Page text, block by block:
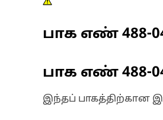
பாக எண் 488-
பாக எண் 488-
இந்தப் பாகத்திற்கான